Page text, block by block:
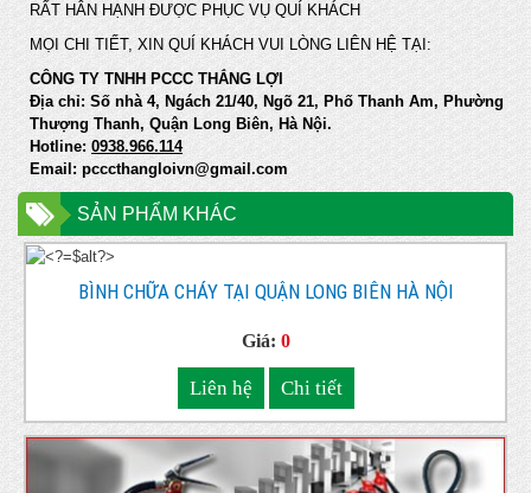
RẤT HÂN HẠNH ĐƯỢC PHỤC VỤ QUÍ KHÁCH
MỌI CHI TIẾT, XIN QUÍ KHÁCH VUI LÒNG LIÊN HỆ TẠI:
CÔNG TY TNHH PCCC THẮNG LỢI
Địa chỉ: Số nhà 4, Ngách 21/40, Ngõ 21, Phố Thanh Am, Phường
Thượng Thanh, Quận Long Biên, Hà Nội.
Hotline: 0938.966.114
Email: pcccthangloivn@gmail.com
SẢN PHẨM KHÁC
BÌNH CHỮA CHÁY TẠI QUẬN LONG BIÊN HÀ NỘI
Giá: 0
Liên hệ Chi tiết